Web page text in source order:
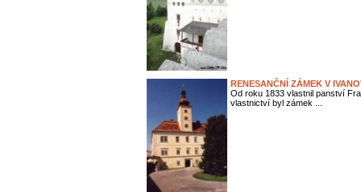
RENESANČNÍ ZÁMEK V
Od roku 1833 vlastnil panství
vlastnictví byl zámek ...